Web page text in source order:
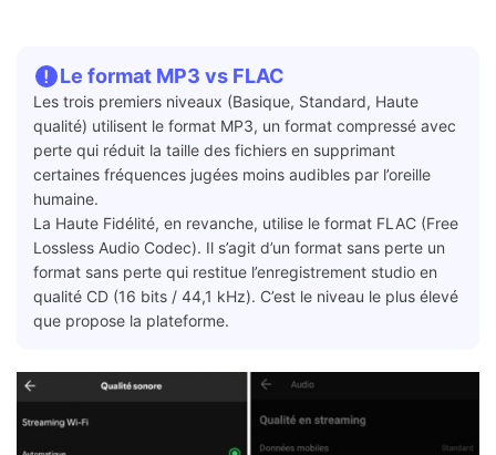
Le format MP3 vs FLAC
Les trois premiers niveaux (Basique, Standard, Haute
qualité) utilisent le format MP3, un format compressé avec
perte qui réduit la taille des fichiers en supprimant
certaines fréquences jugées moins audibles par l’oreille
humaine.
La Haute Fidélité, en revanche, utilise le format FLAC (Free
Lossless Audio Codec). Il s’agit d’un format sans perte un
format sans perte qui restitue l’enregistrement studio en
qualité CD (16 bits / 44,1 kHz). C’est le niveau le plus élevé
que propose la plateforme.